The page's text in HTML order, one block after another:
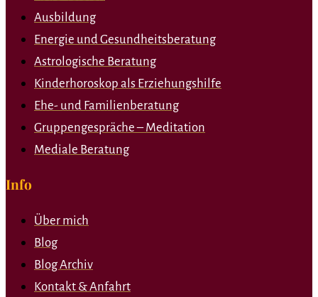
Ausbildung
Energie und Gesundheitsberatung
Astrologische Beratung
Kinderhoroskop als Erziehungshilfe
Ehe- und Familienberatung
Gruppengespräche – Meditation
Mediale Beratung
Info
Über mich
Blog
Blog Archiv
Kontakt & Anfahrt